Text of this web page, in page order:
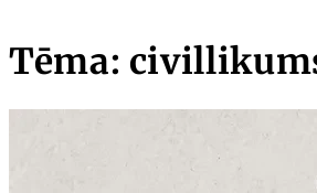
Tēma: